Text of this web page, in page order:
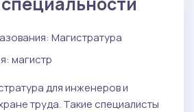
Магистратура
: магистр
для инженеров и
труда. Такие специалисты